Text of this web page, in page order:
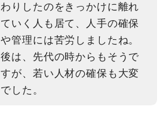
わりしたのをきっかけに離れ
ていく人も居て、人手の確保
や管理には苦労しましたね。
後は、先代の時からもそうで
すが、若い人材の確保も大変
でした。